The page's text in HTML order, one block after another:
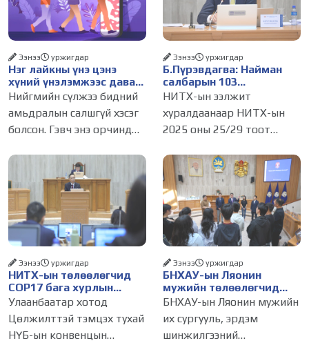
Нэг лайкны үнэ цэнэ
хүний үнэлэмжээс давах
болсон уу?
Ээнээ уржигдар
Нийгмийн сүлжээ бидний
амьдралын салшгүй хэсэг
болсон. Гэвч энэ орчинд
амжилт, тэр ч байтугай
хүний үнэ цэнийг хүртэл
лайк, шэйр, дагагчийн
тоогоор хэмжих хандлага
газар авч
Б.Пүрэвдагва: Найман
салбарын 103
үйлчилгээний
бүртгэлийг цуцалснаар
бизнес эрхлэхэд таатай
нөхцөл бүрдэнэ
Ээнээ уржигдар
НИТХ-ын ээлжит
хуралдаанаар НИТХ-ын
2025 оны 25/29 тоот
журмын зарим хэсгийг
хүчингүй болгож,
зөвшөөрлийн шинжтэй
103 бүртгэлээс нийслэлийн
бизнес эрхлэгчдийг
НИТХ-ын төлөөлөгчид
COP17 бага хурлын
бэлтгэл ажлын талаар
мэдээлэл сонслоо
Ээнээ уржигдар
Улаанбаатар хотод
Цөлжилттэй тэмцэх тухай
НҮБ-ын конвенцын
БНХАУ-ын Ляонин
мужийн төлөөлөгчид
НИТХ-ын үйл
танилцлаа
Ээнээ уржигдар
БНХАУ-ын Ляонин мужийн
их сургууль, эрдэм
шинжилгээний